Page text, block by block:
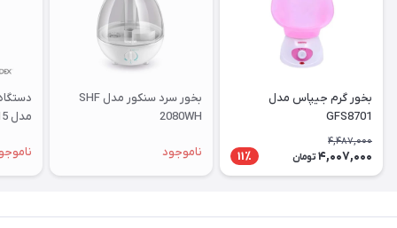
بخور گرم جیپاس مدل
GFS8701
4,487,000
4,007,000 تومان 11٪
بخور سرد سنکور مدل SHF
2080WH
ناموجود
مدل AH115